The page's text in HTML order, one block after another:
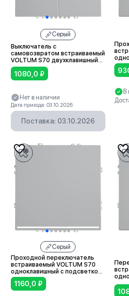
Серый
Выключатель с
самовозвратом встраиваемый
VOLTUM S70 двухклавишный
10А (серый)
1080,0 ₽
Нет в наличии
Дата прихода: 03.10.2026
Поставка: 03.10.2026
В
Серый
Проходной переключатель
встраиваемый VOLTUM S70
одноклавишный с подсветкой
10А (серый)
1160,0 ₽